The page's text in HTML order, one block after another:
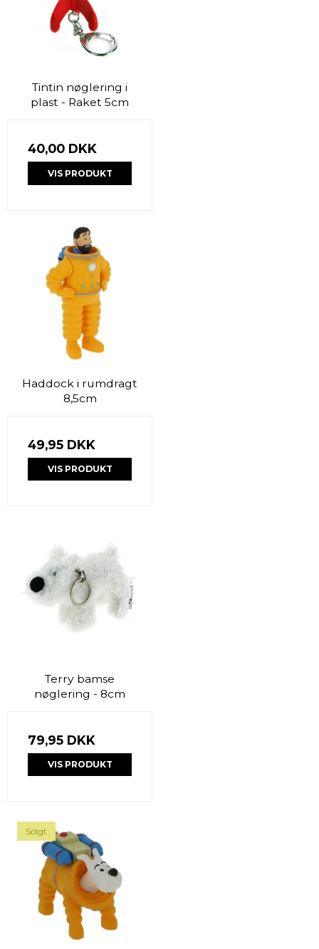
Tintin nøglering i
plast - Raket 5cm
40,00 DKK
VIS PRODUKT
Haddock i rumdragt
8,5cm
49,95 DKK
VIS PRODUKT
Terry bamse
nøglering - 8cm
79,95 DKK
VIS PRODUKT
Solgt